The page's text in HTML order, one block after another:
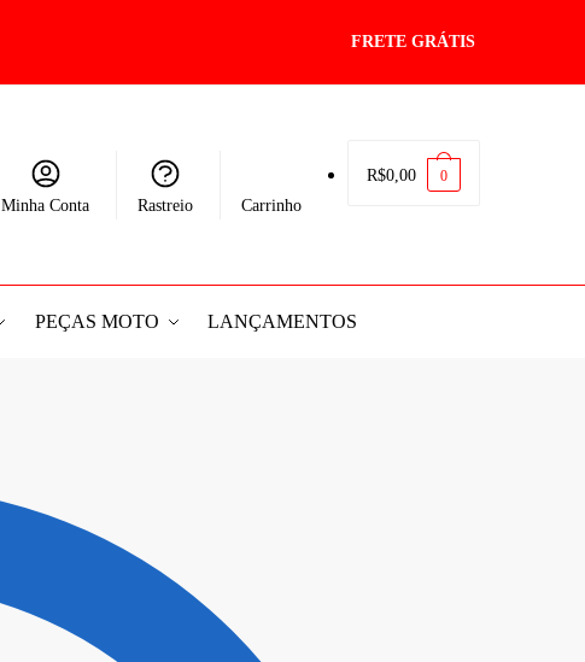
FRETE GRÁTIS
Minha Conta Rastreio Carrinho
R$0,00 0
PEÇAS MOTO LANÇAMENTOS